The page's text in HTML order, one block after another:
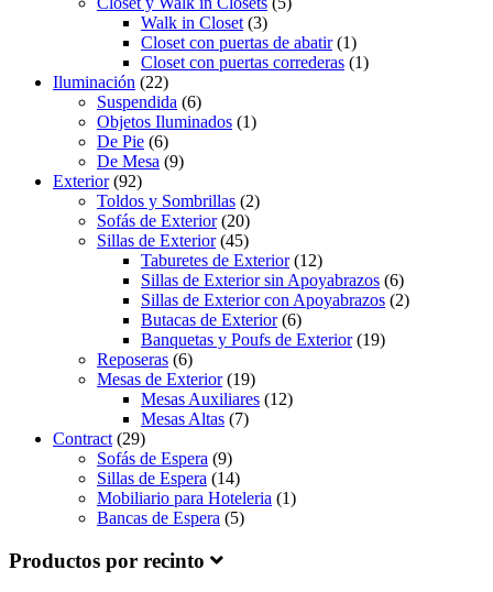
Walk in Closet (3)
Closet con puertas de abatir(1)
Closet con puertas correderas (1)
Iluminación (22)
Suspendida (6)
Objetos Iluminados (1)
De Pie (6)
De Mesa (9)
Exterior(92)
Toldos y Sombrillas (2)
Sofás de Exterior(20)
Sillas de Exterior(45)
Taburetes de Exterior(12)
Sillas de Exterior sin Apoyabrazos (6)
Sillas de Exterior con Apoyabrazos (2)
Butacas de Exterior(6)
Banquetas y Poufs de Exterior(19)
Reposeras (6)
Mesas de Exterior(19)
Mesas Auxiliares (12)
Mesas Altas (7)
Contract (29)
Sofás de Espera (9)
Sillas de Espera (14)
Mobiliario para Hoteleria (1)
Bancas de Espera (5)
Productos por recinto